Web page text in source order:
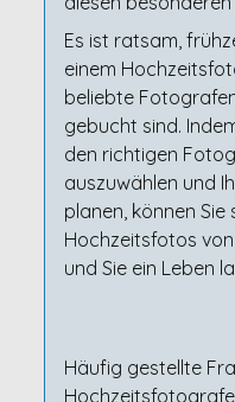
Es ist ratsam,
einem
beliebte
gebucht sind.
den richtigen
auszuwählen und
planen, können Sie
Hochzeitsfotos
und Sie ein Leben
Häufig gestellte